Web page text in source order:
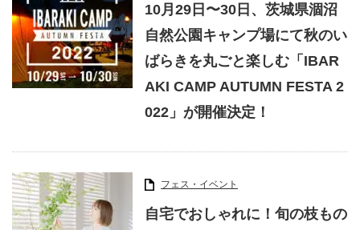
10月29日〜30日、茨城県涸沼
自然公園キャンプ場にて秋のい
ばらきを丸ごと楽しむ「IBAR
AKI CAMP AUTUMN FESTA 2
022」が開催決定！
フェス・イベント
自宅でおしゃれに！旬の枝もの